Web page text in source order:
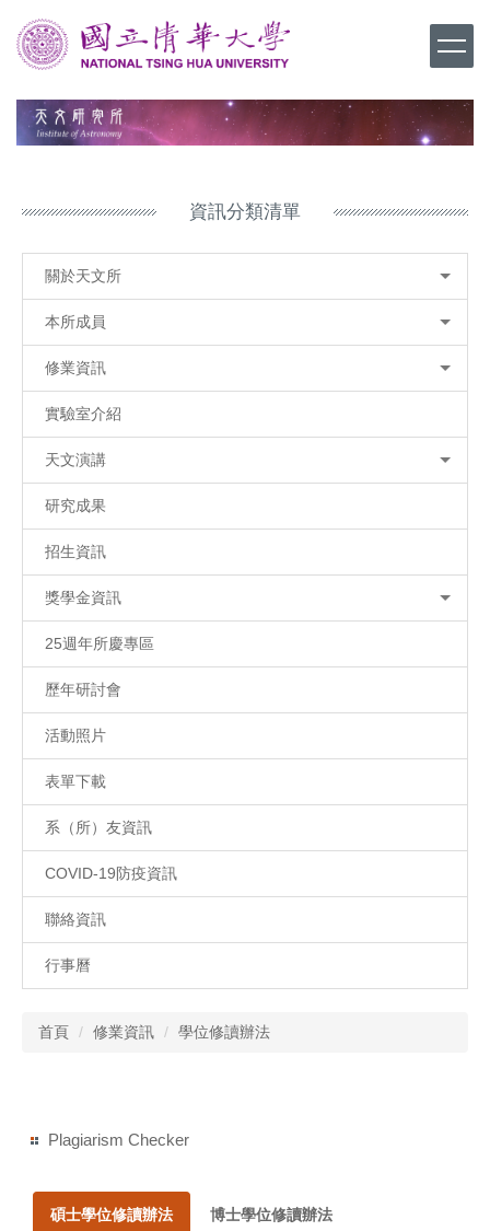
到
主
容
資訊分類清單
關於天文所
本所成員
修業資訊
實驗室介紹
天文演講
研究成果
招生資訊
獎學金資訊
25週年所慶專區
歷年研討會
活動照片
表單下載
系（所）友資訊
COVID-19防疫資訊
聯絡資訊
行事曆
首頁 修業資訊 學位修讀辦法
Plagiarism Checker
碩士學位修讀辦法 博士學位修讀辦法